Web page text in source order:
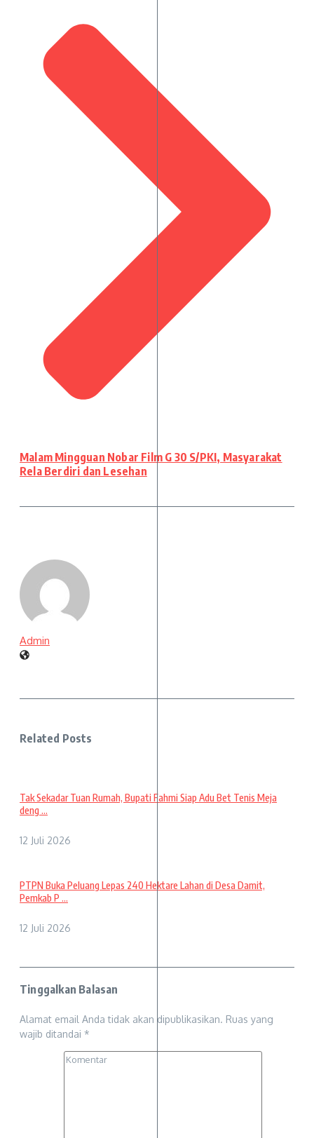
Malam Mingguan Nobar Film G 30 S/PKI, Masyarakat
Rela Berdiri dan Lesehan
Admin
Related Posts
Tak Sekadar Tuan Rumah, Bupati Fahmi Siap Adu Bet Tenis Meja
deng ...
12 Juli 2026
PTPN Buka Peluang Lepas 240 Hektare Lahan di Desa Damit,
Pemkab P ...
12 Juli 2026
Tinggalkan Balasan
Alamat email Anda tidak akan dipublikasikan. Ruas yang
wajib ditandai *